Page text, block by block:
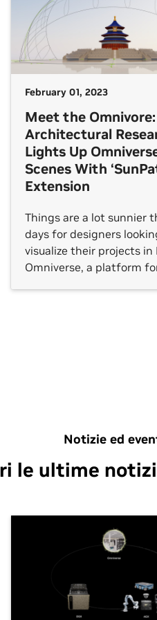
Scopri di più sulle
acquisizione della realtà
February 01, 2023
Meet the Omnivore:
Architectural
Lights Up
Scenes With
Extension
Things are a lot sunnier
days for designers
visualize their projects in
Omniverse, a platform
Notizie ed
le ultime